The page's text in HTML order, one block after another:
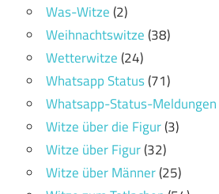
Was-Witze(2)
Weihnachtswitze(38)
Wetterwitze(24)
Whatsapp Status(71)
Whatsapp-Status-Meldungen
Witze über die Figur(3)
Witze über Figur(32)
Witze über Männer(25)